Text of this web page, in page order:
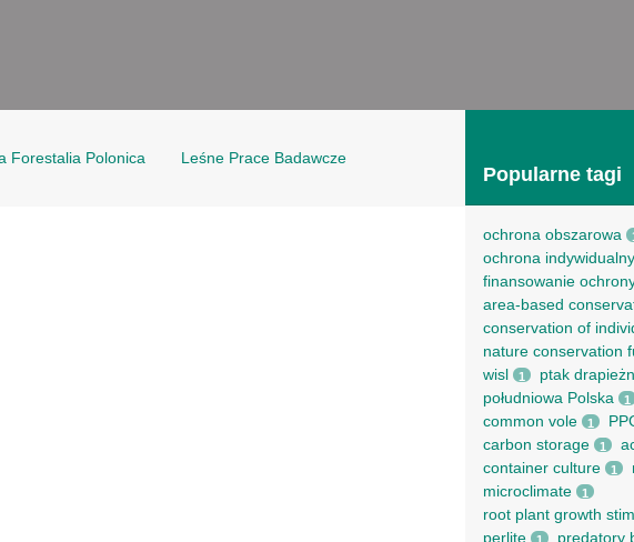
Forestalia Polonica Leśne Prace Badawcze
Popularne tagi
ochrona obszarowa
ochrona
finansowanie
area-based
conservation of
nature conservation
wisl 1 ptak
południowa Polska 1
common vole 1
carbon storage 1
container culture 1
microclimate 1
root рlant growth
perlite predatory